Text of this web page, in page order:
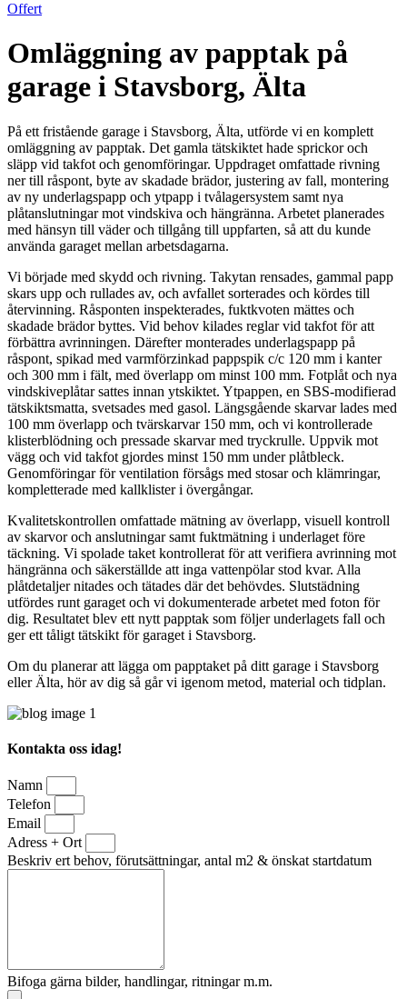
Offert
Omläggning av papptak på
garage i Stavsborg, Älta
På ett fristående garage i Stavsborg, Älta, utförde vi en komplett
omläggning av papptak. Det gamla tätskiktet hade sprickor och
släpp vid takfot och genomföringar. Uppdraget omfattade rivning
ner till råspont, byte av skadade brädor, justering av fall, montering
av ny underlagspapp och ytpapp i tvålagersystem samt nya
plåtanslutningar mot vindskiva och hängränna. Arbetet planerades
med hänsyn till väder och tillgång till uppfarten, så att du kunde
använda garaget mellan arbetsdagarna.
Vi började med skydd och rivning. Takytan rensades, gammal papp
skars upp och rullades av, och avfallet sorterades och kördes till
återvinning. Råsponten inspekterades, fuktkvoten mättes och
skadade brädor byttes. Vid behov kilades reglar vid takfot för att
förbättra avrinningen. Därefter monterades underlagspapp på
råspont, spikad med varmförzinkad pappspik c/c 120 mm i kanter
och 300 mm i fält, med överlapp om minst 100 mm. Fotplåt och nya
vindskiveplåtar sattes innan ytskiktet. Ytpappen, en SBS-modifierad
tätskiktsmatta, svetsades med gasol. Längsgående skarvar lades med
100 mm överlapp och tvärskarvar 150 mm, och vi kontrollerade
klisterblödning och pressade skarvar med tryckrulle. Uppvik mot
vägg och vid takfot gjordes minst 150 mm under plåtbleck.
Genomföringar för ventilation försågs med stosar och klämringar,
kompletterade med kallklister i övergångar.
Kvalitetskontrollen omfattade mätning av överlapp, visuell kontroll
av skarvor och anslutningar samt fuktmätning i underlaget före
täckning. Vi spolade taket kontrollerat för att verifiera avrinning mot
hängränna och säkerställde att inga vattenpölar stod kvar. Alla
plåtdetaljer nitades och tätades där det behövdes. Slutstädning
utfördes runt garaget och vi dokumenterade arbetet med foton för
dig. Resultatet blev ett nytt papptak som följer underlagets fall och
ger ett tåligt tätskikt för garaget i Stavsborg.
Om du planerar att lägga om papptaket på ditt garage i Stavsborg
eller Älta, hör av dig så går vi igenom metod, material och tidplan.
Kontakta oss idag!
Namn
Telefon
Email
Adress + Ort
Beskriv ert behov, förutsättningar, antal m2 & önskat startdatum
Bifoga gärna bilder, handlingar, ritningar m.m.